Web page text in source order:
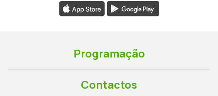
Programação
Contactos